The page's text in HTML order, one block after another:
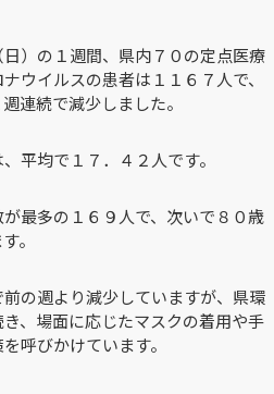
）の１週間、県内７０の定点医療
ウイルスの患者は１１６７人で、
連続で減少しました。
平均で１７．４２人です。
最多の１６９人で、次いで８０歳
。
の週より減少していますが、県環
、場面に応じたマスクの着用や手
呼びかけています。